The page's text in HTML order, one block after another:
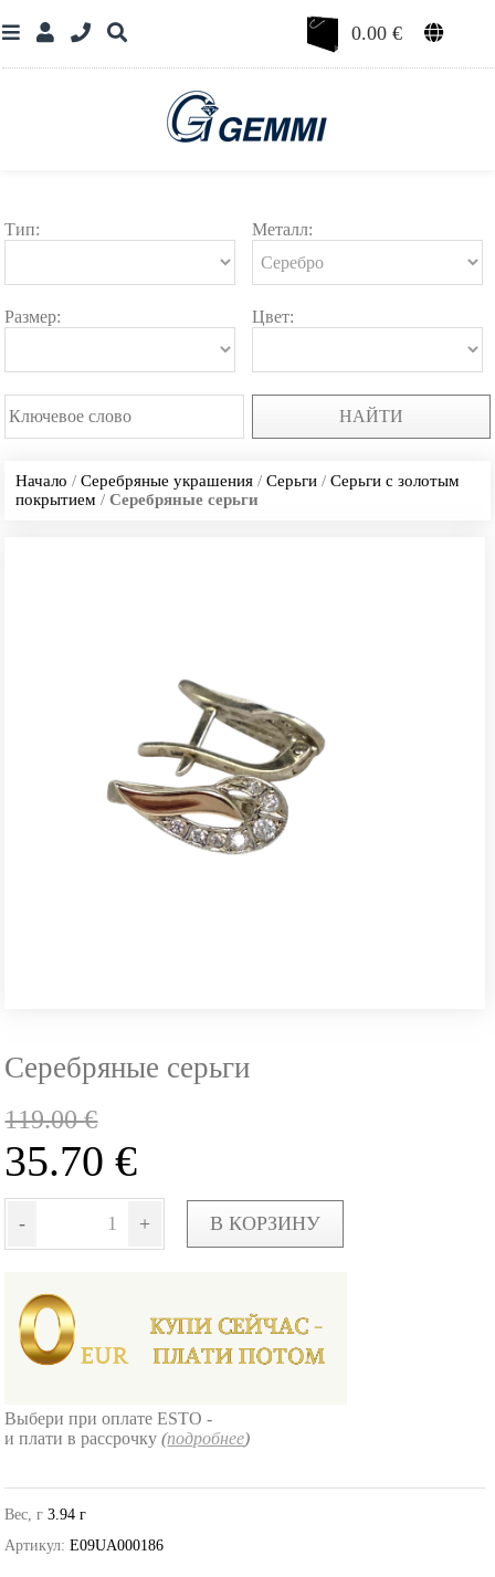
0.00€
Тип: Металл:
Размер: Цвет:
НАЙТИ
Начало /Серебряные украшения /Серьги /Серьги с золотым
покрытием /Серебряные серьги
Серебряные серьги
119.00€
35.70€
- + В КОРЗИНУ
Выбери при оплате ESTO -
и плати в рассрочку(подробнее)
Вес, г 3.94 г
Артикул: E09UA000186